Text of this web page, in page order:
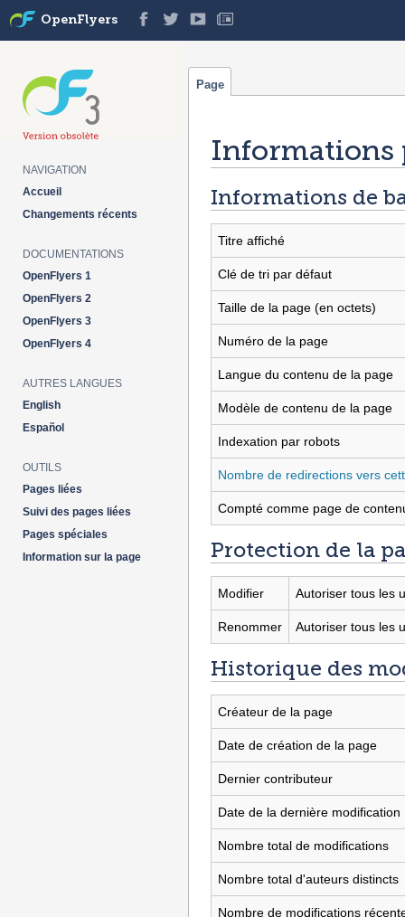
Informations
Informations de
Titre affiché
Clé de tri par défaut
Taille de la page (en octets)
Numéro de la page
Langue du contenu de la page
Modèle de contenu de la page
Indexation par robots
Nombre de redirections vers
Compté comme page de
Protection de la
Modifier Autoriser tous les
Renommer Autoriser tous les
Historique des
Créateur de la page
Date de création de la page
Dernier contributeur
Date de la dernière modification
Nombre total de modifications
Nombre total d'auteurs distincts
Nombre de modifications
Page
OpenFlyers
NAVIGATION
Accueil
Changements récents
DOCUMENTATIONS
OpenFlyers 1
OpenFlyers 2
OpenFlyers 3
OpenFlyers 4
AUTRES LANGUES
English
Español
OUTILS
Pages liées
Suivi des pages liées
Pages spéciales
Information sur la page